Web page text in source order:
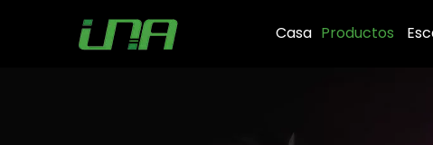
Casa Productos